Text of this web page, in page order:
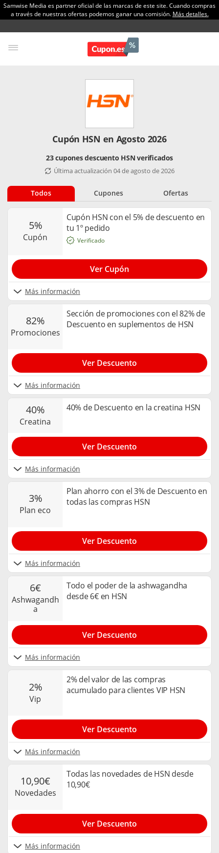
Samwise Media es partner oficial de las marcas de este site. Cuando compras
a través de nuestras ofertas podemos ganar una comisión. Más detalles.
Cupón HSN en Agosto 2026
23 cupones descuento HSN verificados
Última actualización 04 de agosto de 2026
Todos Cupones Ofertas
5%
cupón
Cupón HSN con el 5% de descuento en
tu 1º pedido
Más información
Verificado
Ver Cupón
82%
promociones
Sección de promociones con el 82% de
Descuento en suplementos de HSN
Más información
Ver Descuento
40%
creatina
40% de Descuento en la creatina HSN
Más información
Ver Descuento
3%
plan eco
Plan ahorro con el 3% de Descuento en
todas las compras HSN
Más información
Ver Descuento
6€
ashwagandh
a
Todo el poder de la ashwagandha
desde 6€ en HSN
Más información
Ver Descuento
2%
vip
2% del valor de las compras
acumulado para clientes VIP HSN
Más información
Ver Descuento
10,90€
novedades
Todas las novedades de HSN desde
10,90€
Más información
Ver Descuento